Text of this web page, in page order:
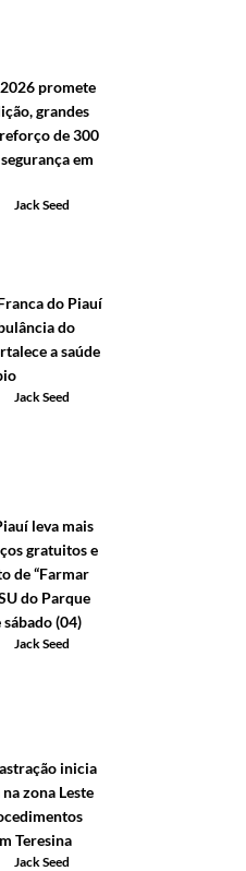
promete
grandes
de 300
em
Jack Seed
do Piauí
do
a saúde
Jack Seed
leva mais
gratuitos e
de “Farmar
do Parque
(04)
Jack Seed
inicia
zona Leste
Teresina
Jack Seed